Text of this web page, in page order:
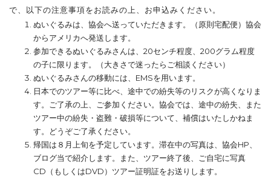
で、以下の注意事項をお読みの上、お申込みください。
ぬいぐるみは、協会へ送っていただきます。（原則宅配便）協会
からアメリカへ発送します。
参加できるぬいぐるみさんは、20センチ程度、200グラム程度
の子に限ります。（大きさで迷ったらご相談ください）
ぬいぐるみさんの移動には、EMSを用います。
日本でのツアー等に比べ、途中での紛失等のリスクが高くなりま
す。ご了承の上、ご参加ください。協会では、途中の紛失、また
ツアー中の紛失・盗難・破損等について、補償はいたしかねま
す。どうぞご了承ください。
帰国は８月上旬を予定しています。滞在中の写真は、協会HP、
ブログ当で紹介します。また、ツアー終了後、ご自宅に写真
CD（もしくはDVD）ツアー証明証をお送りします。